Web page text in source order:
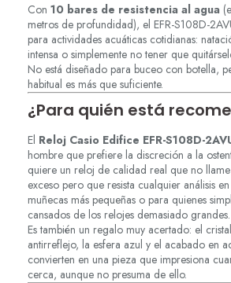
Con 10 bares de resistencia al agua
metros de profundidad), el EFR-S108D-
para actividades acuáticas cotidianas:
intensa o simplemente no tener que
No está diseñado para buceo con botella,
habitual es más que suficiente.
¿Para quién está
El Reloj Casio Edifice EFR-S108D-
hombre que prefiere la discreción a la
quiere un reloj de calidad real que no
exceso pero que resista cualquier análisis
muñecas más pequeñas o para quienes
cansados de los relojes demasiado grandes.
Es también un regalo muy acertado: el
antirreflejo, la esfera azul y el acabado en
convierten en una pieza que impresiona
cerca, aunque no presuma de ello.